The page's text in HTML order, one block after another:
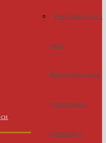
Реєстрація на І
етап
Всеукраїнських
учнівських
олімпіад з